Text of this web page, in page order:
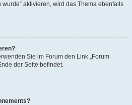
aktivieren, wird das Thema ebenfalls
Sie im Forum den Link „Forum
der Seite befindet.